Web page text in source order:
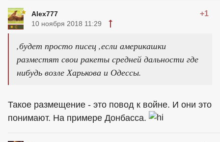
Alex777 +1
10 ноября 2018 11:29
,будет просто писец ,если америкашки
разместят свои ракеты средней дальности где
нибудь возле Харькова и Одессы.
Такое размещение - это повод к войне. И они это
понимают. На примере Донбасса.